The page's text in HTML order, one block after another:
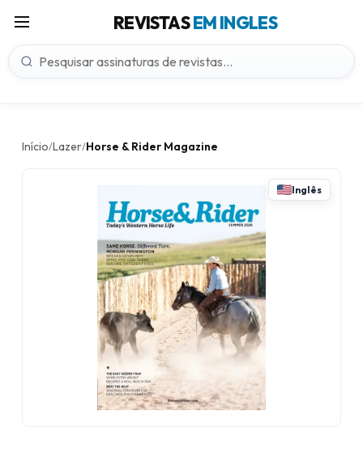
REVISTASEM INGLES
Início/Lazer/Horse & Rider Magazine
Inglês